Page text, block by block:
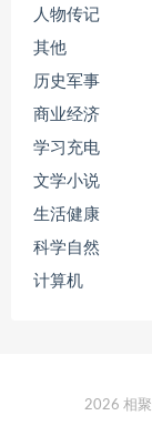
人物传记
其他
历史军事
商业经济
学习充电
文学小说
生活健康
科学自然
计算机
2026 相